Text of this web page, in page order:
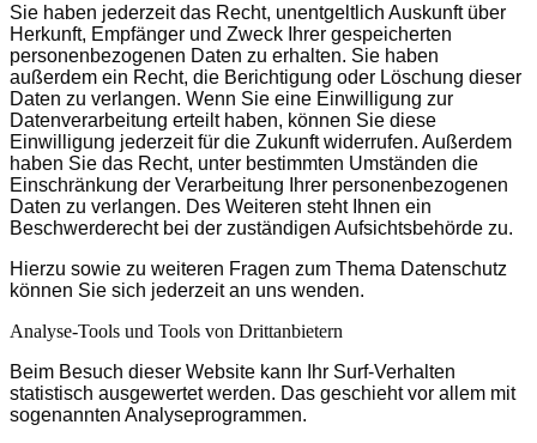
Sie haben jederzeit das Recht, unentgeltlich Auskunft über
Herkunft, Empfänger und Zweck Ihrer gespeicherten
personenbezogenen Daten zu erhalten. Sie haben
außerdem ein Recht, die Berichtigung oder Löschung dieser
Daten zu verlangen. Wenn Sie eine Einwilligung zur
Datenverarbeitung erteilt haben, können Sie diese
Einwilligung jederzeit für die Zukunft widerrufen. Außerdem
haben Sie das Recht, unter bestimmten Umständen die
Einschränkung der Verarbeitung Ihrer personenbezogenen
Daten zu verlangen. Des Weiteren steht Ihnen ein
Beschwerderecht bei der zuständigen Aufsichtsbehörde zu.
Hierzu sowie zu weiteren Fragen zum Thema Datenschutz
können Sie sich jederzeit an uns wenden.
Analyse-Tools und Tools von Dritt­anbietern
Beim Besuch dieser Website kann Ihr Surf-Verhalten
statistisch ausgewertet werden. Das geschieht vor allem mit
sogenannten Analyseprogrammen.